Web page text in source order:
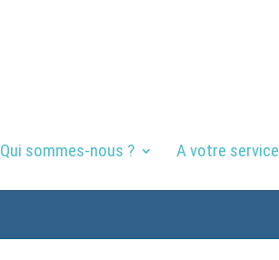
Qui sommes-nous ? A votre service